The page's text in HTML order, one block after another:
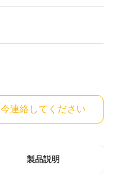
今連絡してください
製品説明